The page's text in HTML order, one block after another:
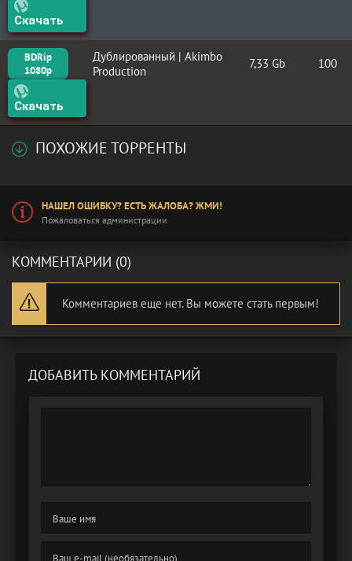
Скачать
BDRip
1080p
Дублированный | Akimbo
Production
7,33 Gb 100
Скачать
ПОХОЖИЕ ТОРРЕНТЫ
НАШЕЛ ОШИБКУ? ЕСТЬ ЖАЛОБА? ЖМИ!
Пожаловаться администрации
КОММЕНТАРИИ (0)
Комментариев еще нет. Вы можете стать первым!
ДОБАВИТЬ КОММЕНТАРИЙ